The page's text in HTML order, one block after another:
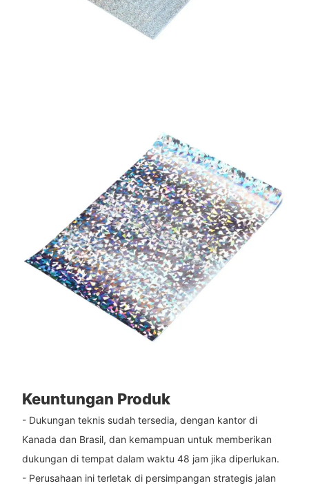
Keuntungan Produk
- Dukungan teknis sudah tersedia, dengan kantor di
Kanada dan Brasil, dan kemampuan untuk memberikan
dukungan di tempat dalam waktu 48 jam jika diperlukan.
- Perusahaan ini terletak di persimpangan strategis jalan